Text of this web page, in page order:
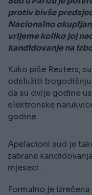
protiv bivše
Nacionalno
vrijeme koliko joj
kandidovanje na
Kako piše Reuters,
odslužiti trogodišnju
da su dvije godine
elektronske
godine.
Apelacioni sud je
zabrane
mjeseci.
Formalno je